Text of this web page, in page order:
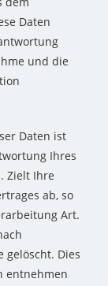
Daten
und die
Daten ist
Ihres
Zielt Ihre
ab, so
Art.
gelöscht. Dies
entnehmen